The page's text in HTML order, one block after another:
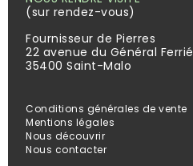
(sur rendez-vous)
Fournisseur de Pierres
22 avenue du Général Ferrié
35400 Saint-Malo
Conditions générales de vente
Mentions légales
Nous découvrir
Nous contacter